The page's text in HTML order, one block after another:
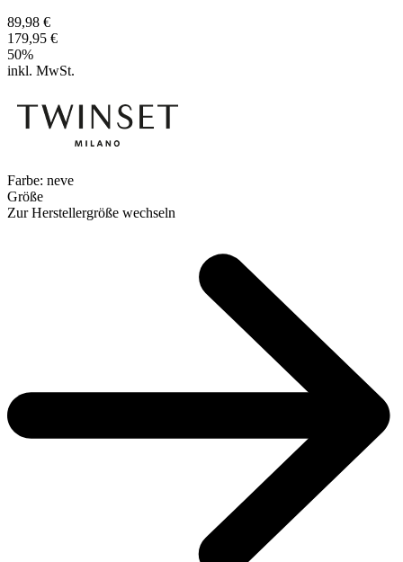
89,98 €
179,95 €
50%
inkl. MwSt.
Farbe: neve
Größe
Zur Herstellergröße wechseln